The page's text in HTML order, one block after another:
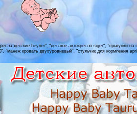
детские heyner", "детское автокресло siger", "прыгунки
"манеж кровать двухуровневый", "стульчик для кормления